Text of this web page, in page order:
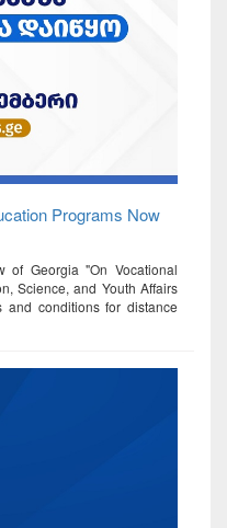
Programs Now
of Georgia "On Vocational
Science, and Youth Affairs
conditions for distance